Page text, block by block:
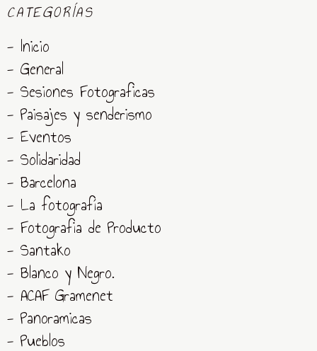
CATEGORÍAS
- Inicio
- General
- Sesiones Fotograficas
- Paisajes y senderismo
- Eventos
- Solidaridad
- Barcelona
- La fotografía
- Fotografia de Producto
- Santako
- Blanco y Negro.
- ACAF Gramenet
- Panoramicas
- Pueblos